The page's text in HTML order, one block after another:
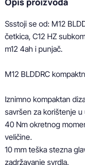
Ssstoji se od: M12
četkica, C12 HZ
m12 4ah i punjač.
M12 BLDDRC
Iznimno kompaktan
savršen za korištenje
40 Nm okretnog
veličine.
10 mm teška stezna
zadržavanje svrdla.